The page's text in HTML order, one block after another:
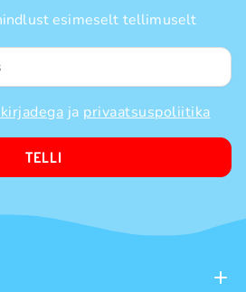
esimeselt tellimuselt
ja privaatsuspoliitika
TELLI